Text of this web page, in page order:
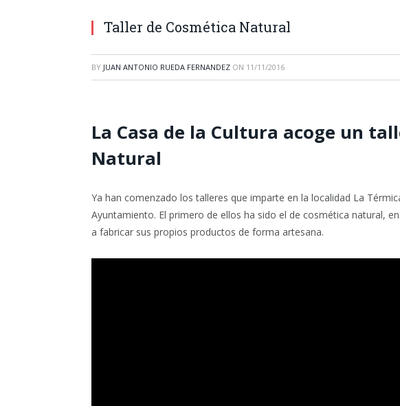
Taller de Cosmética Natural
BY JUAN ANTONIO RUEDA FERNANDEZ ON 11/11/2016
La Casa de la Cultura acoge un
Natural
Ya han comenzado los talleres que imparte en la localidad La
Ayuntamiento. El primero de ellos ha sido el de cosmética natural,
a fabricar sus propios productos de forma artesana.